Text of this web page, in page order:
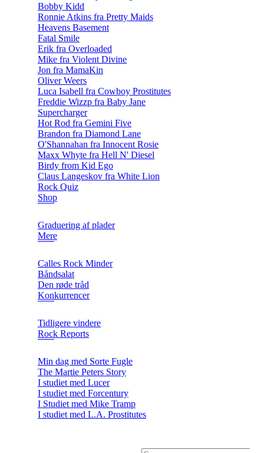
Bobby Kidd
Ronnie Atkins fra Pretty Maids
Heavens Basement
Fatal Smile
Erik fra Overloaded
Mike fra Violent Divine
Jon fra MamaKin
Oliver Weers
Luca Isabell fra Cowboy Prostitutes
Freddie Wizzp fra Baby Jane
Supercharger
Hot Rod fra Gemini Five
Brandon fra Diamond Lane
O'Shannahan fra Innocent Rosie
Maxx Whyte fra Hell N' Diesel
Birdy from Kid Ego
Claus Langeskov fra White Lion
Rock Quiz
Shop
Graduering af plader
Mere
Calles Rock Minder
Båndsalat
Den røde tråd
Konkurrencer
Tidligere vindere
Rock Reports
Min dag med Sorte Fugle
The Martie Peters Story
I studiet med Lucer
I studiet med Forcentury
I Studiet med Mike Tramp
I studiet med L.A. Prostitutes